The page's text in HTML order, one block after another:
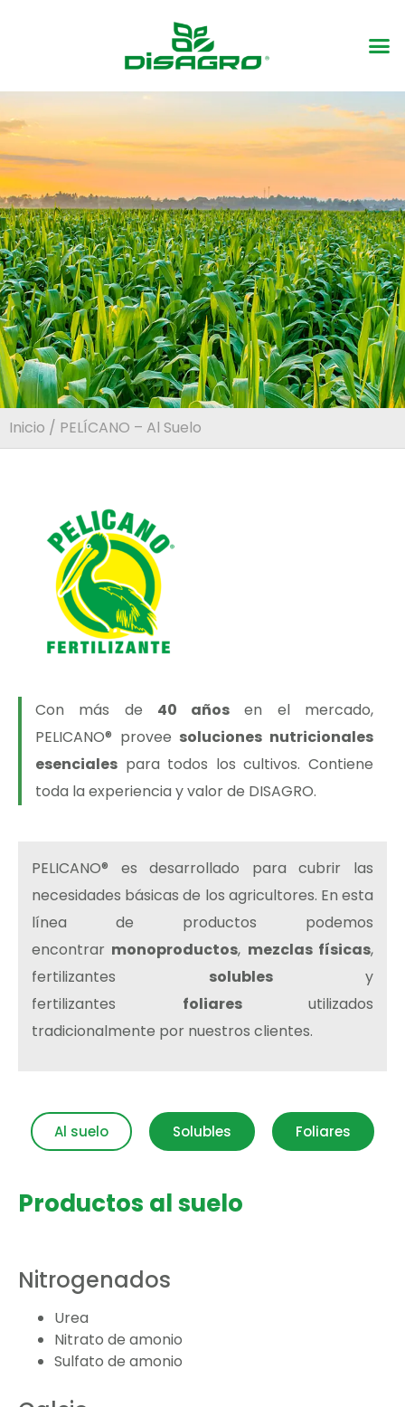
Inicio / PELÍCANO – Al Suelo
Con más de 40 años en el mercado,
PELICANO® provee soluciones nutricionales
esenciales para todos los cultivos. Contiene
toda la experiencia y valor de DISAGRO.
PELICANO® es desarrollado para cubrir las
necesidades básicas de los agricultores. En esta
línea de productos podemos
encontrar monoproductos, mezclas físicas,
fertilizantes solublesy
fertilizantes foliaresutilizados
tradicionalmente por nuestros clientes.
Al suelo Solubles Foliares
Productos al suelo
Nitrogenados
Urea
Nitrato de amonio
Sulfato de amonio